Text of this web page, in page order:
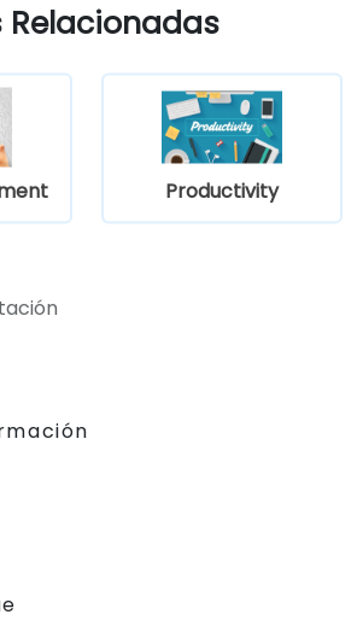
Productivity